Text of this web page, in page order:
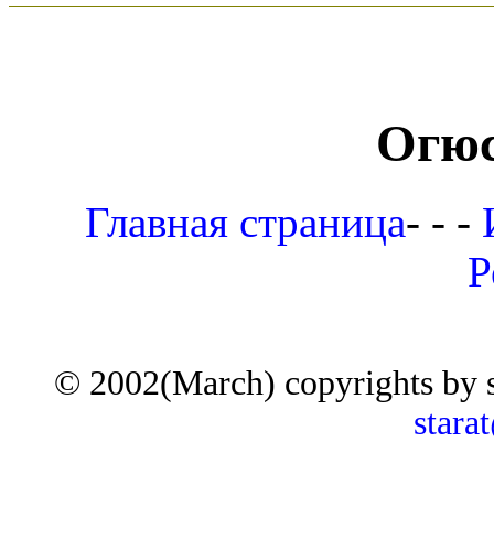
Главная страница- - -
© 2002(March) copyrights